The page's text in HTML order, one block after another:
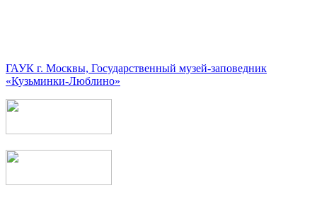
ГАУК г. Москвы, Государственный музей-заповедник
«Кузьминки-Люблино»